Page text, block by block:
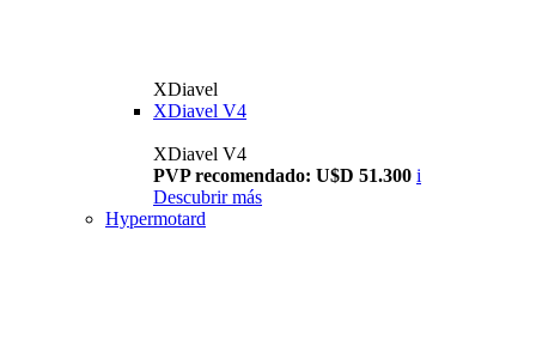
XDiavel
XDiavel V4
XDiavel V4
PVP recomendado: U$D 51.300 i
Descubrir más
Hypermotard